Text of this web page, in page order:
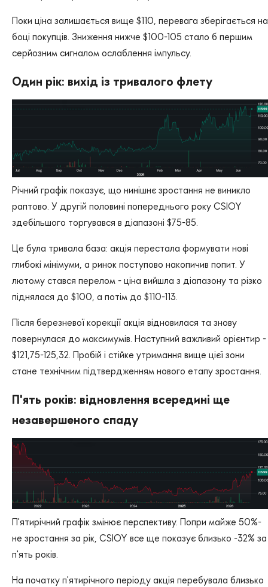
Поки ціна залишається вище $110, перевага зберігається на
боці покупців. Зниження нижче $100-105 стало б першим
серйозним сигналом ослаблення імпульсу.
Один рік: вихід із тривалого флету
Річний графік показує, що нинішнє зростання не виникло
раптово. У другій половині попереднього року CSIOY
здебільшого торгувався в діапазоні $75-85.
Це була тривала база: акція перестала формувати нові
глибокі мінімуми, а ринок поступово накопичив попит. У
лютому стався перелом - ціна вийшла з діапазону та різко
піднялася до $100, а потім до $110-113.
Після березневої корекції акція відновилася та знову
повернулася до максимумів. Наступний важливий орієнтир -
$121,75-125,32. Пробій і стійке утримання вище цієї зони
стане технічним підтвердженням нового етапу зростання.
П'ять років: відновлення всередині ще
незавершеного спаду
П'ятирічний графік змінює перспективу. Попри майже 50%-
не зростання за рік, CSIOY все ще показує близько -32% за
п'ять років.
На початку п'ятирічного періоду акція перебувала близько